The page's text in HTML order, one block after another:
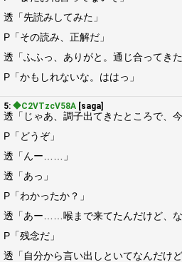
透「先読みしてみた」
P「その読み、正解だ」
透「ふふっ、ありがと。通じ合ってき
P「かもしれないな。ははっ」
5: ◆C2VTzcV58A [saga]
透「じゃあ、調子出てきたところで、
P「どうぞ」
透「んー……」
透「あっ」
P「わかったか？」
透「あー……喉まで来てたんだけど、な
P「残念だ」
透「自分から言い出しといてなんだけ